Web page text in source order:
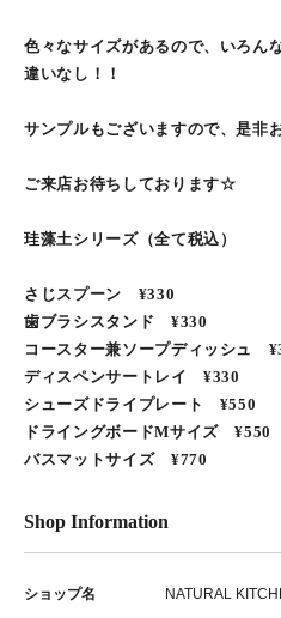
色々なサイズがあるので、いろん
違いなし！！
サンプルもございますので、是非
ご来店お待ちしております☆
珪藻土シリーズ（全て税込）
さじスプーン ¥330
歯ブラシスタンド ¥330
コースター兼ソープディッシュ
ディスペンサートレイ ¥330
シューズドライプレート ¥550
ドライングボードMサイズ ¥550
バスマットサイズ ¥770
Shop Information
ショップ名 NATURAL